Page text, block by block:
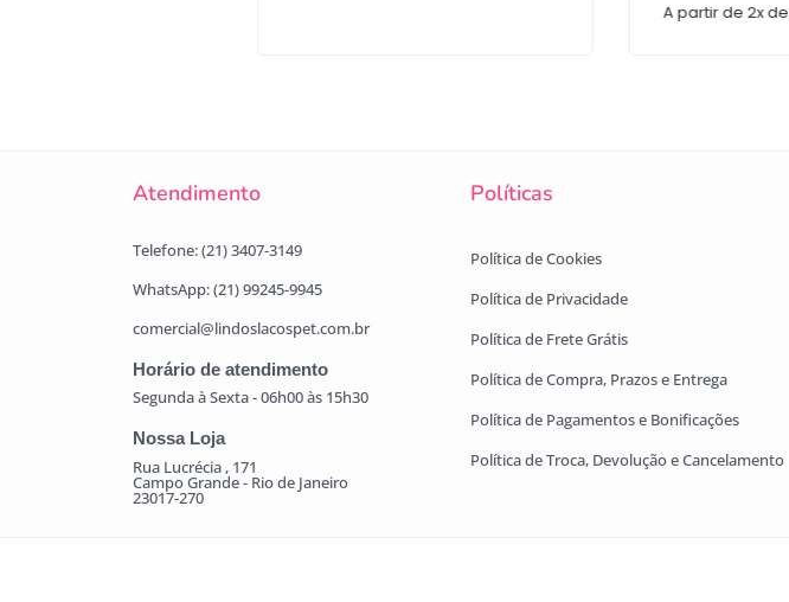
A partir de 2x de
Atendimento Políticas
Telefone: (21) 3407-3149
WhatsApp: (21) 99245-9945
comercial@lindoslacospet.com.br
Horário de atendimento
Segunda à Sexta - 06h00 às 15h30
Nossa Loja
Rua Lucrécia , 171
Campo Grande - Rio de Janeiro
23017-270
Política de Cookies
Política de Privacidade
Política de Frete Grátis
Política de Compra, Prazos e Entrega
Política de Pagamentos e Bonificações
Política de Troca, Devolução e Cancelamento